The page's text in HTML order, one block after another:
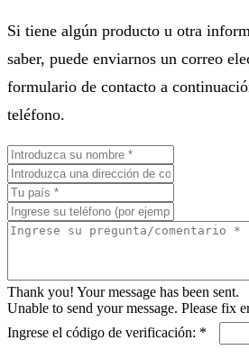
Si tiene algún producto u otra
saber, puede enviarnos un correo
formulario de contacto a
teléfono.
Thank you! Your message has been sent.
Unable to send your message. Please fix
Ingrese el código de verificación: *